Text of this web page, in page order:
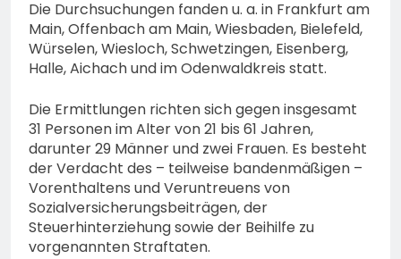
Die Durchsuchungen fanden u. a. in Frankfurt am
Main, Offenbach am Main, Wiesbaden, Bielefeld,
Würselen, Wiesloch, Schwetzingen, Eisenberg,
Halle, Aichach und im Odenwaldkreis statt.
Die Ermittlungen richten sich gegen insgesamt
31 Personen im Alter von 21 bis 61 Jahren,
darunter 29 Männer und zwei Frauen. Es besteht
der Verdacht des – teilweise bandenmäßigen –
Vorenthaltens und Veruntreuens von
Sozialversicherungsbeiträgen, der
Steuerhinterziehung sowie der Beihilfe zu
vorgenannten Straftaten.